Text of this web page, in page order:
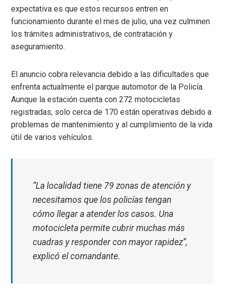
expectativa es que estos recursos entren en
funcionamiento durante el mes de julio, una vez culminen
los trámites administrativos, de contratación y
aseguramiento.
El anuncio cobra relevancia debido a las dificultades que
enfrenta actualmente el parque automotor de la Policía.
Aunque la estación cuenta con 272 motocicletas
registradas, solo cerca de 170 están operativas debido a
problemas de mantenimiento y al cumplimiento de la vida
útil de varios vehículos.
“La localidad tiene 79 zonas de atención y
necesitamos que los policías tengan
cómo llegar a atender los casos. Una
motocicleta permite cubrir muchas más
cuadras y responder con mayor rapidez”,
explicó el comandante.